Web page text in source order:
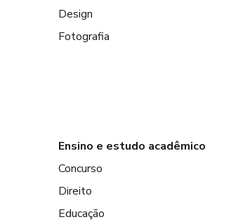
Design
Fotografia
Ensino e estudo acadêmico
Concurso
Direito
Educação